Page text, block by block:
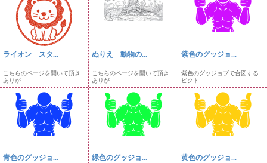
ライオン スタ...
こちらのページを開いて頂き
ありが...
ぬりえ 動物の...
こちらのページを開いて頂き
ありが...
紫色のグッジョ...
紫色のグッジョブで合図する
ピクト...
青色のグッジョ... 緑色のグッジョ... 黄色のグッジョ...